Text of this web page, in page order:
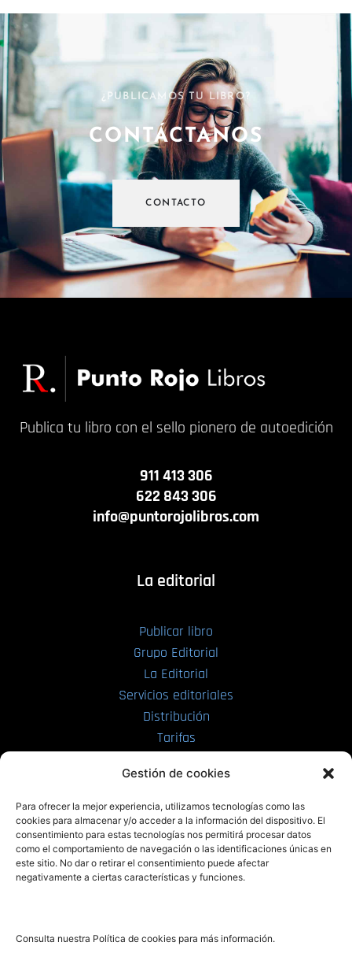
Gestión de cookies
Para ofrecer la mejor experiencia, utilizamos tecnologías como las
cookies para almacenar y/o acceder a la información del dispositivo. El
consentimiento para estas tecnologías nos permitirá procesar datos
como el comportamiento de navegación o las identificaciones únicas en
este sitio. No dar o retirar el consentimiento puede afectar
negativamente a ciertas características y funciones.
Consulta nuestra Política de cookies para más información.
¿PUBLICAMOS TU LIBRO?
CONTÁCTANOS
CONTACTO
Publica tu libro con el sello pionero de autoedición
911 413 306
622 843 306
info@puntorojolibros.com
La editorial
Publicar libro
Grupo Editorial
La Editorial
Servicios editoriales
Distribución
Tarifas
PRL | Films
PRL | Play
PRL | LAB
Noticias